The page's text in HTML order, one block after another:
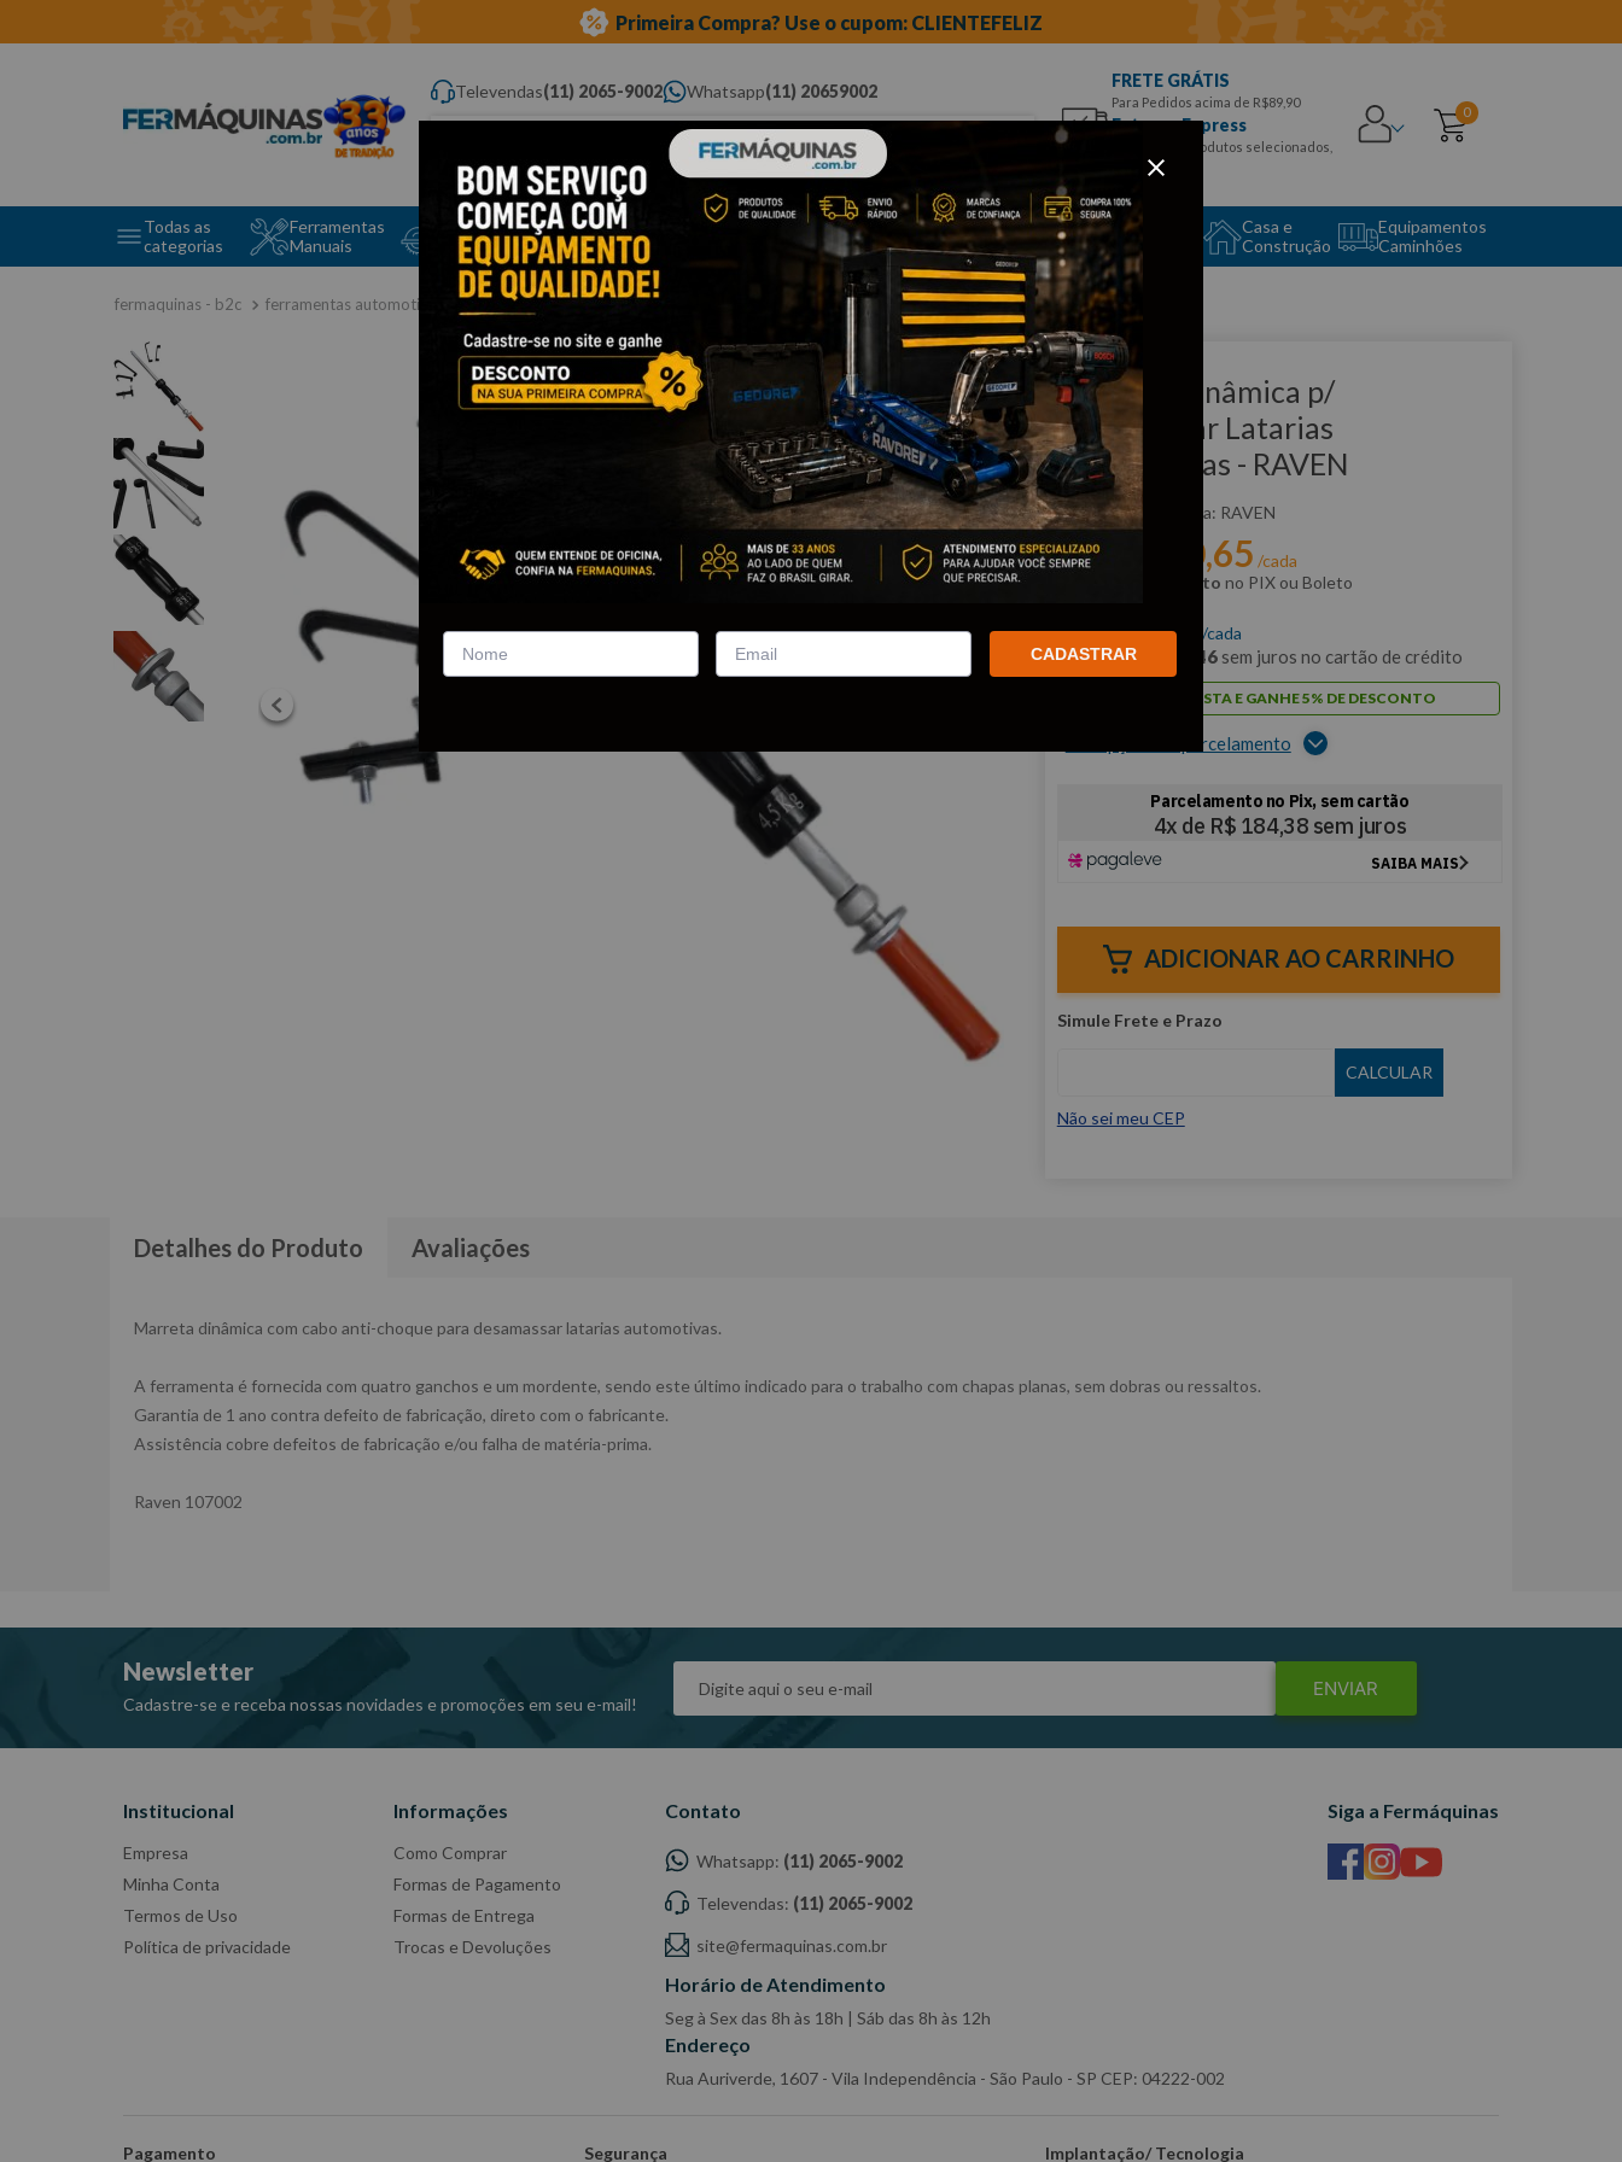
Primeira Compra? Use o cupom: CLIENTEFELIZ
Televendas(11) 2065-9002 Whatsapp(11) 20659002
Digite aqui o que você procura...
FRETE GRÁTIS
Para Pedidos acima de R$89,90
Entrega Express
para CEPS e produtos selecionados,
Aproveite!
0
Todas as
categorias
Ferramentas
Manuais
Ferramentas Elétricas
e Máquinas
Ferramentas
Ferramentas
Automotivas Especiais
Equipamento
Auto Center
Casa e
Construção
Equipamentos
Caminhões
ferramentas automotivas especiais carroceria e funilaria marreta dinâmica
Clique e veja!
Marreta Dinâmica p/
Desamassar Latarias
Automotivas - RAVEN
:R107002 RAVEN
Por:R$ 700,65 /cada
5% de desconto no PIX ou Boleto
R$737,53 /cada
Em12x de 46sem juros no cartão de crédito
PAGUE À VISTA E GANHE 5% DE DESCONTO
Ver opções de parcelamento
ADICIONAR AO CARRINHO
Não sei meu CEP
Detalhes do Produto Avaliações
Marreta dinâmica com cabo anti-choque para desamassar latarias automotivas.
A ferramenta é fornecida com quatro ganchos e um mordente, sendo este último indicado para o trabalho com chapas planas, sem dobras ou ressaltos.
Garantia de 1 ano contra defeito de fabricação, direto com o fabricante.
Assistência cobre defeitos de fabricação e/ou falha de matéria-prima.
Raven 107002
Newsletter
Cadastre-se e receba nossas novidades e promoções em seu e-mail!
ENVIAR
Institucional
Empresa
Minha Conta
Termos de Uso
Política de privacidade
Informações
Como Comprar
Formas de Pagamento
Formas de Entrega
Trocas e Devoluções
Contato
Whatsapp: (11) 2065-9002
Televendas: (11) 2065-9002
site@fermaquinas.com.br
Horário de Atendimento
Seg à Sex das 8h às 18h | Sáb das 8h às 12h
Endereço
Rua Auriverde, 1607 - Vila Independência - São Paulo - SP CEP: 04222-002
Siga a Fermáquinas
Pagamento Segurança Implantação/ Tecnologia
CADASTRAR